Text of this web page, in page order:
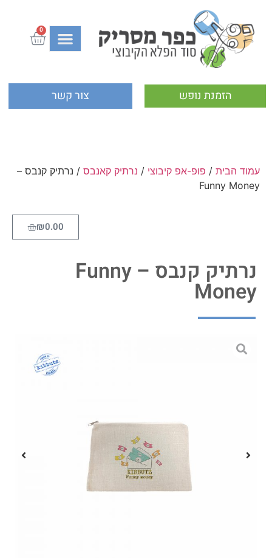
0
הזמנת נופש צור קשר
עמוד הבית / פופ-אפ קיבוצי / נרתיק קאנבס / נרתיק קנבס –
Funny Money
₪0.00
נרתיק קנבס – Funny
Money